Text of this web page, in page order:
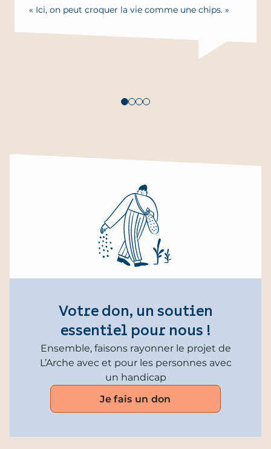
« Ici, on peut croquer la vie comme une chips. »
Votre don, un soutien
essentiel pour nous !
Ensemble, faisons rayonner le projet de
L’Arche avec et pour les personnes avec
un handicap
Je fais un don